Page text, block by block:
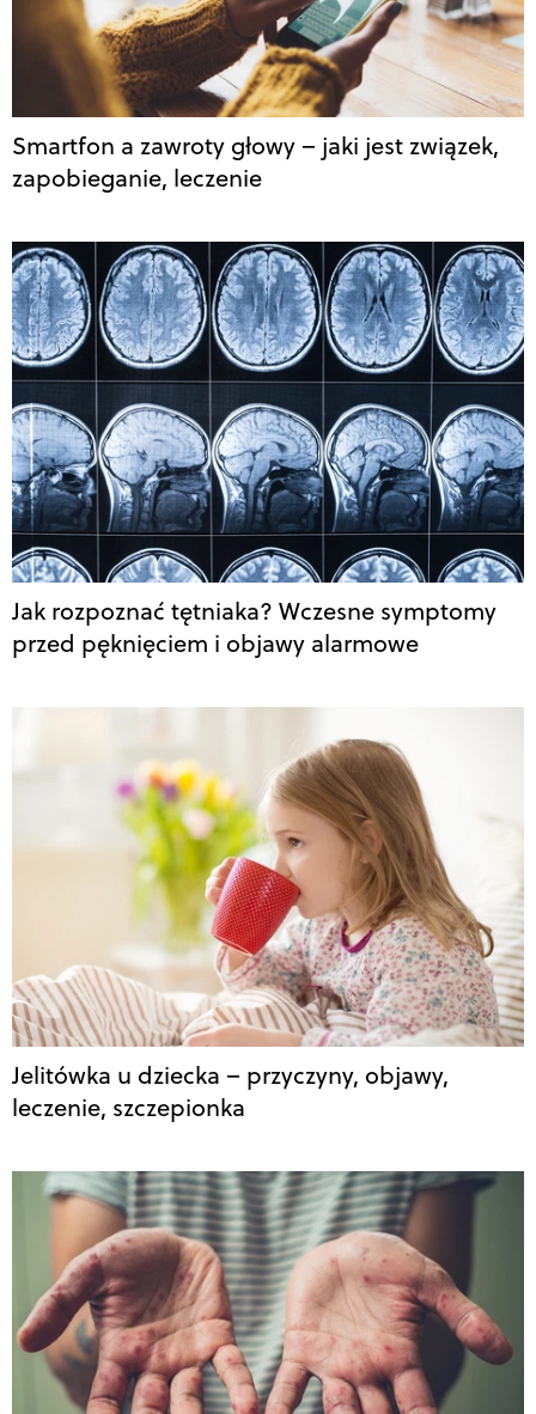
Smartfon a zawroty głowy – jaki jest związek,
zapobieganie, leczenie
Jak rozpoznać tętniaka? Wczesne symptomy
przed pęknięciem i objawy alarmowe
Jelitówka u dziecka – przyczyny, objawy,
leczenie, szczepionka